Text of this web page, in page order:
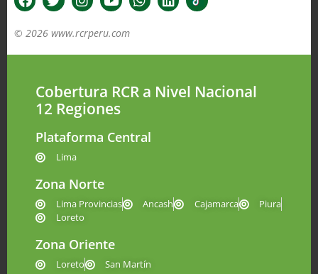
© 2026 www.rcrperu.com
Cobertura RCR a Nivel Nacional
12 Regiones
Plataforma Central
Lima
Zona Norte
Lima Provincias Ancash Cajamarca
Piura
Loreto
Zona Oriente
Loreto San Martín